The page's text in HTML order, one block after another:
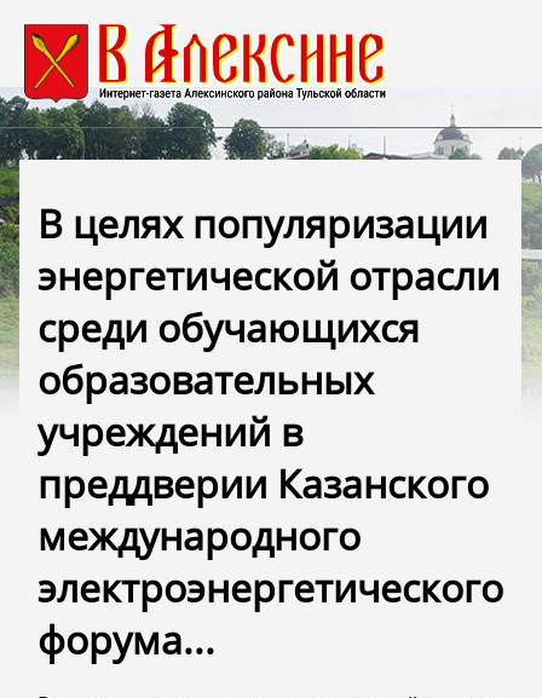
В целях популяризации
энергетической отрасли
среди обучающихся
образовательных
учреждений в
преддверии Казанского
международного
электроэнергетического
форума...